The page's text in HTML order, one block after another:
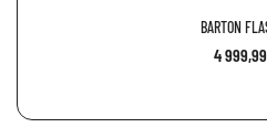
BARTON
4